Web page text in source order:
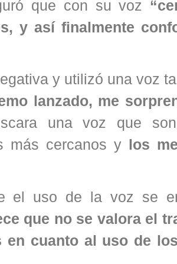
que con su voz
y así finalmente
y utilizó una voz
lanzado, me
una voz que
más cercanos y los
el uso de la voz se
que no se valora el
en cuanto al uso de